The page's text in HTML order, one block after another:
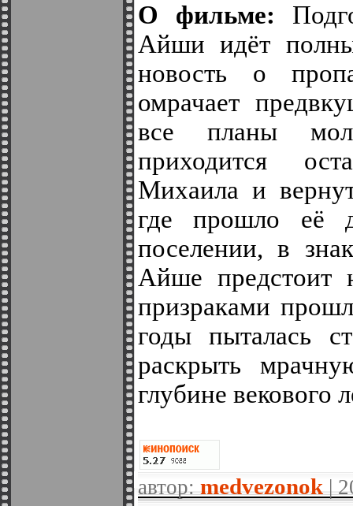
О фильме:
Айши идёт
новость о
омрачает
все планы
приходится
Михаила и
где прошло её
поселении, в
Айше предстоит
призраками
годы пыталась
раскрыть
глубине векового
автор: medvezonok |